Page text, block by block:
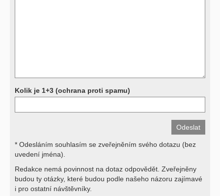
Kolik je 1+3 (ochrana proti spamu)
* Odesláním souhlasím se zveřejněním svého dotazu (bez
uvedení jména).
Redakce nemá povinnost na dotaz odpovědět. Zveřejněny
budou ty otázky, které budou podle našeho názoru zajímavé
i pro ostatní návštěvníky.